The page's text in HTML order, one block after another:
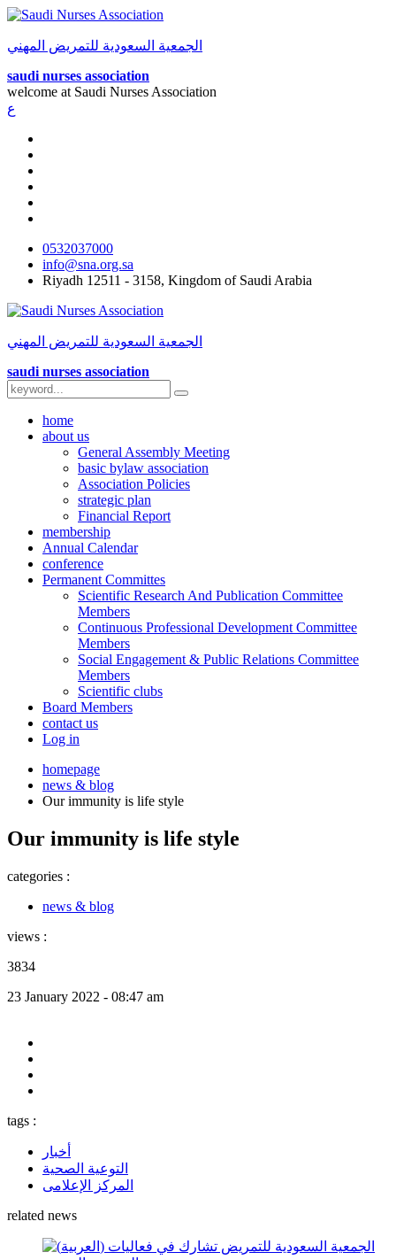
الجمعية السعودية للتمريض المهني
saudi nurses association
welcome at Saudi Nurses Association
ع
0532037000
info@sna.org.sa
Riyadh 12511 - 3158, Kingdom of Saudi Arabia
الجمعية السعودية للتمريض المهني
saudi nurses association
home
about us
General Assembly Meeting
basic bylaw association
Association Policies
strategic plan
Financial Report
membership
Annual Calendar
conference
Permanent Committes
Scientific Research And Publication Committee
Members
Continuous Professional Development Committee
Members
Social Engagement & Public Relations Committee
Members
Scientific clubs
Board Members
contact us
Log in
homepage
news & blog
Our immunity is life style
Our immunity is life style
categories :
news & blog
views :
3834
23 January 2022 - 08:47 am
tags :
أخبار
التوعية الصحية
المركز الإعلامى
related news